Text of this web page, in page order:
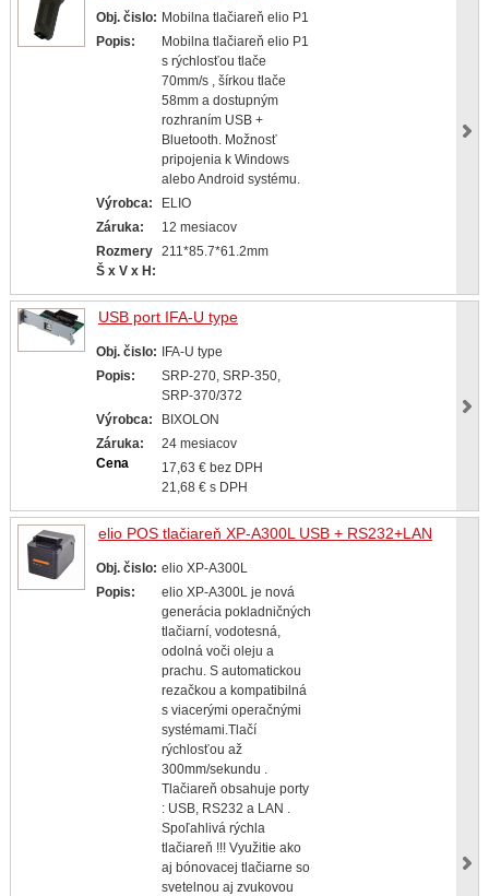
Obj. čislo: Mobilna tlačiareň elio P1
Popis:
Mobilna tlačiareň elio P1
s rýchlosťou tlače
70mm/s , šírkou tlače
58mm a dostupným
rozhraním USB +
Bluetooth. Možnosť
pripojenia k Windows
alebo Android systému.
Výrobca:
ELIO
Záruka:
12 mesiacov
Rozmery
Š x V x H:
211*85.7*61.2mm
USB port IFA-U type
Obj. čislo:
IFA-U type
Popis:
SRP-270, SRP-350,
SRP-370/372
Výrobca:
BIXOLON
Záruka:
24 mesiacov
Cena
17,63 € bez DPH
21,68 € s DPH
elio POS tlačiareň XP-A300L USB + RS232+LAN
Obj. čislo: elio XP-A300L
Popis:
elio XP-A300L je nová
generácia pokladničných
tlačiarní, vodotesná,
odolná voči oleju a
prachu. S automatickou
rezačkou a kompatibilná
s viacerými operačnými
systémami.Tlačí
rýchlosťou až
300mm/sekundu .
Tlačiareň obsahuje porty
: USB, RS232 a LAN .
Spoľahlivá rýchla
tlačiareň !!! Využitie ako
aj bónovacej tlačiarne so
svetelnou aj zvukovou